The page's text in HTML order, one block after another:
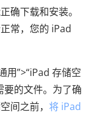
确下载和安装。
常，您的 iPad
用”>“iPad 存储空
要的文件。为了确
间之前， 将 iPad